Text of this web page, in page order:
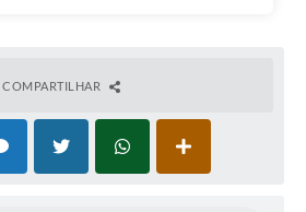
COMPARTILHAR